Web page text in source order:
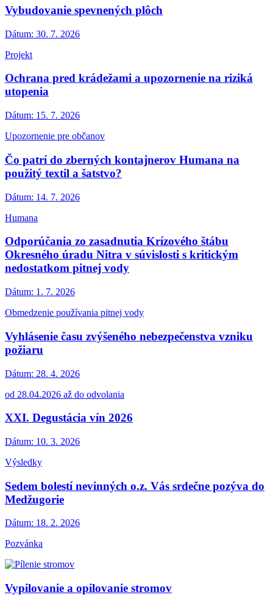
Vybudovanie spevnených plôch
Dátum: 30. 7. 2026
Projekt
Ochrana pred krádežami a upozornenie na riziká
utopenia
Dátum: 15. 7. 2026
Upozornenie pre občanov
Čo patrí do zberných kontajnerov Humana na
použitý textil a šatstvo?
Dátum: 14. 7. 2026
Humana
Odporúčania zo zasadnutia Krízového štábu
Okresného úradu Nitra v súvislosti s kritickým
nedostatkom pitnej vody
Dátum: 1. 7. 2026
Obmedzenie používania pitnej vody
Vyhlásenie času zvýšeného nebezpečenstva vzniku
požiaru
Dátum: 28. 4. 2026
od 28.04.2026 až do odvolania
XXI. Degustácia vín 2026
Dátum: 10. 3. 2026
Výsledky
Sedem bolestí nevinných o.z. Vás srdečne pozýva do
Medžugorie
Dátum: 18. 2. 2026
Pozvánka
Vypilovanie a opilovanie stromov